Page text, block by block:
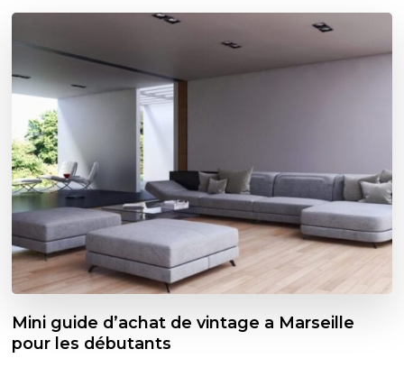
Mini guide d’achat de vintage a Marseille
pour les débutants